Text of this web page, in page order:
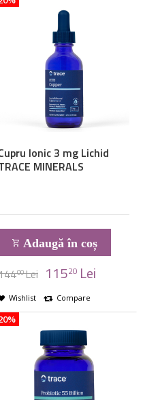
Ionic 3 mg Lichid
MINERALS
Adaugă în coș
00Lei 11520 Lei
Wishlist Compare